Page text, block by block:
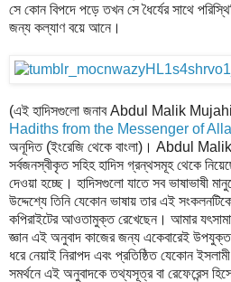
সে কোন বিপদে পড়ে তখন সে ধৈর্যের সাথে
জন্য কল্যাণ বয়ে আনে।
(এই হাদিসগুলো জনাব Abdul Malik
Hadiths from the Messenger of
অনূদিত (ইংরেজি থেকে বাংলা)। Abdul
সর্বজনস্বীকৃত সহিহ হাদিস গ্রন্থসমূহ থেকে
দেওয়া হচ্ছে। হাদিসগুলো যাতে সব ভাষাভাষী
উদ্দেশ্যে তিনি যেকোন ভাষায় তার এই
কপিরাইটের আওতামুক্ত রেখেছেন। আমার
জ্ঞান এই অনুবাদ কাজের জন্য একেবারেই উপযুক্ত
ধরে নেয়াই নিরাপদ এবং প্রতিষ্ঠিত যেকোন
সমর্থনে এই অনুবাদকে তথ্যসূত্র বা রেফেরেন্স